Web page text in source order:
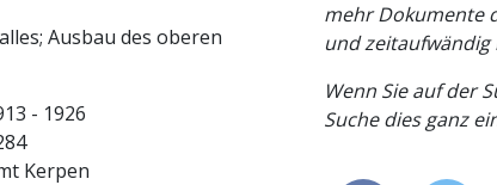
Ausbau des oberen
- 1926
Kerpen
mehr Dokumente
und zeitaufwändig
Wenn Sie auf der
Suche dies ganz